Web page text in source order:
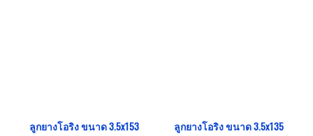
ลูกยางโอริง ขนาด 3.5x153 ลูกยางโอริง ขนาด 3.5x135